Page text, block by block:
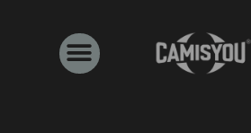
contenido